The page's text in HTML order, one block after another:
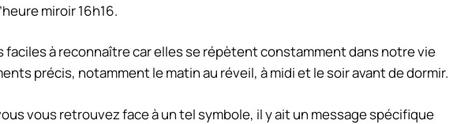
miroir 16h16.
faciles à reconnaître car elles se répètent constamment dans notre vie
précis, notamment le matin au réveil, à midi et le soir avant de dormir.
vous retrouvez face à un tel symbole, il y ait un message spécifique